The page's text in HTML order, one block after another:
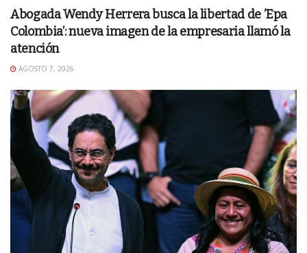
Abogada Wendy Herrera busca la libertad de ‘Epa
Colombia’: nueva imagen de la empresaria llamó la
atención
AGOSTO 7, 2026